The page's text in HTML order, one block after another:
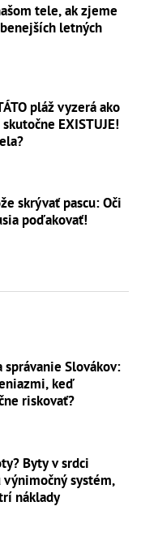
tele, ak zjeme
letných
pláž vyzerá ako
EXISTUJE!
skrývať pascu: Oči
poďakovať!
Slovákov:
keď
riskovať?
Byty v srdci
systém,
náklady